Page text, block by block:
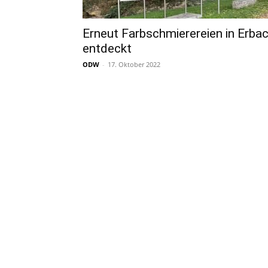
Erneut Farbschmierereien in
entdeckt
ODW - 17. Oktober 2022